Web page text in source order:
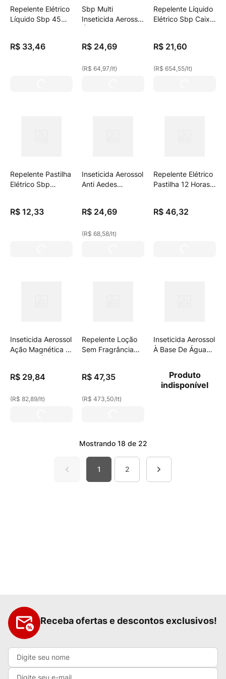
Repelente Elétrico
Líquido Sbp 45
Unidades De
R$ 33,46
Sbp Multi
Inseticida Aerossol
Econômica
R$ 24,69
(R$ 64,97/lt)
Repelente Líquido
Elétrico Sbp Caixa
R$ 21,60
(R$ 654,55/lt)
Repelente Pastilha
Elétrico Sbp
Pague 10
R$ 12,33
Inseticida Aerossol
Anti Aedes
Frasco 360ml
Econômica
R$ 24,69
(R$ 68,58/lt)
Repelente Elétrico
Pastilha 12 Horas
R$ 46,32
Inseticida Aerossol
Ação Magnética À
R$ 29,84
(R$ 82,89/lt)
Repelente Loção
Sem Fragrância
R$ 47,35
(R$ 473,50/lt)
Inseticida Aerossol
À Base De Água
Produto
indisponível
Mostrando 18 de 22
1 2
Receba ofertas e descontos exclusivos!